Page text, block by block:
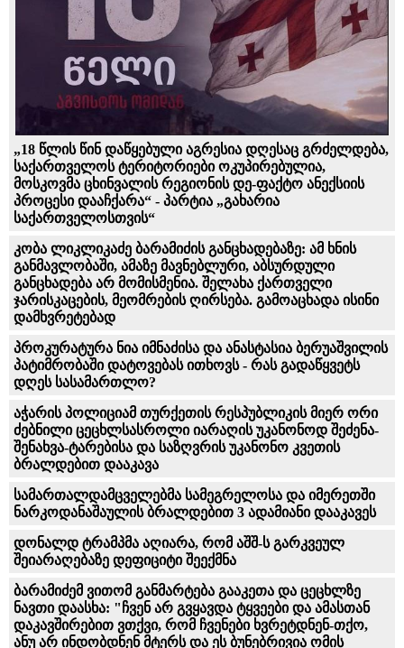
„18 წლის წინ დაწყებული აგრესია დღესაც გრძელდება,
საქართველოს ტერიტორიები ოკუპირებულია,
მოსკოვმა ცხინვალის რეგიონის დე-ფაქტო ანექსიის
პროცესი დააჩქარა“ - პარტია „გახარია
საქართველოსთვის“
კობა ლიკლიკაძე ბარამიძის განცხადებაზე: ამ ხნის
განმავლობაში, ამაზე მავნებლური, აბსურდული
განცხადება არ მომისმენია. შელახა ქართველი
ჯარისკაცების, მეომრების ღირსება. გამოაცხადა ისინი
დამხვრეტებად
პროკურატურა ნია იმნაძისა და ანასტასია ბერუაშვილის
პატიმრობაში დატოვებას ითხოვს - რას გადაწყვეტს
დღეს სასამართლო?
აჭარის პოლიციამ თურქეთის რესპუბლიკის მიერ ორი
ძებნილი ცეცხლსასროლი იარაღის უკანონოდ შეძენა-
შენახვა-ტარებისა და საზღვრის უკანონო კვეთის
ბრალდებით დააკავა
სამართალდამცველებმა სამეგრელოსა და იმერეთში
ნარკოდანაშაულის ბრალდებით 3 ადამიანი დააკავეს
დონალდ ტრამპმა აღიარა, რომ აშშ-ს გარკვეულ
შეიარაღებაზე დეფიციტი შეექმნა
ბარამიძემ ვითომ განმარტება გააკეთა და ცეცხლზე
ნავთი დაასხა: "ჩვენ არ გვყავდა ტყვეები და ამასთან
დაკავშირებით ვთქვი, რომ ჩვენები ხვრეტდნენ-თქო,
ანუ არ ინდობდნენ მტერს და ეს ბუნებრივია ომის